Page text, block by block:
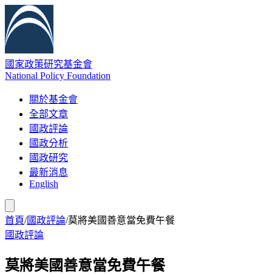
國家政策研究基金會
National Policy Foundation
關於基金會
全部文章
國政評論
國政分析
國政研究
最新消息
English
首頁/國政評論/莫將美國善意當免費午餐
國政評論
莫將美國善意當免費午餐